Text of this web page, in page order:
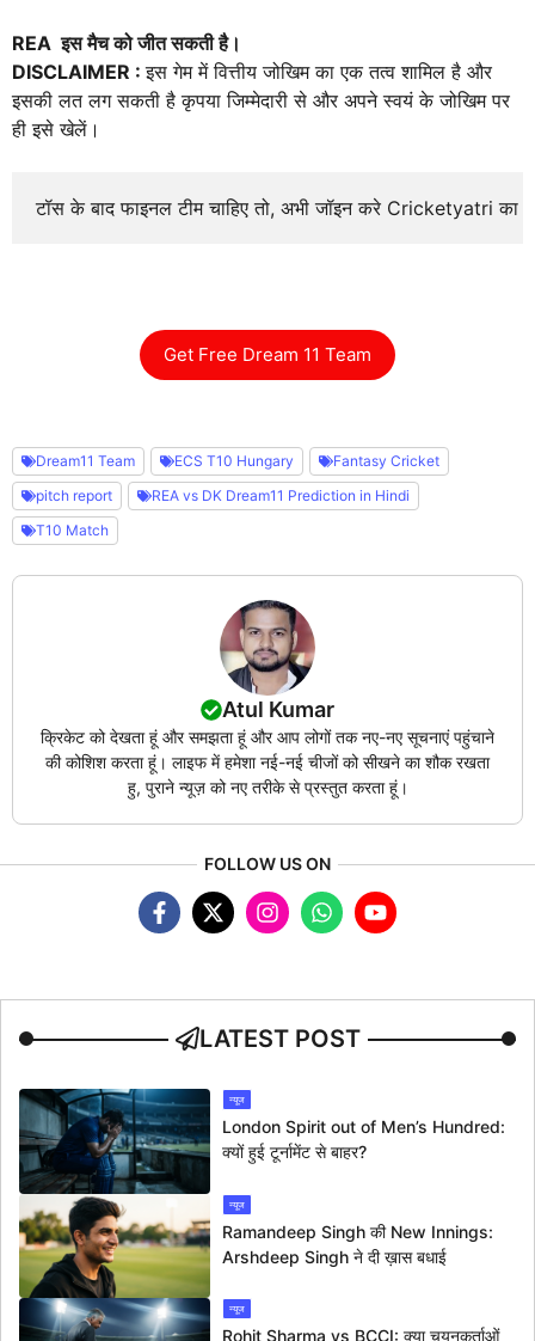
REA इस मैच को जीत सकती है।
DISCLAIMER :इस गेम में वित्तीय जोखिम का एक तत्व शामिल है और
इसकी लत लग सकती है कृपया जिम्मेदारी से और अपने स्वयं के जोखिम पर
ही इसे खेलें।
टॉस के बाद फाइनल टीम चाहिए तो, अभी जॉइन करे Cricketyatri
Get Free Dream 11 Team
Dream11 Team ECS T10 Hungary
Fantasy Cricket
pitch report
REA vs DK Dream11 Prediction in Hindi
T10 Match
Atul Kumar
क्रिकेट को देखता हूं और समझता हूं और आप लोगों तक नए-नए सूचनाएं पहुंचाने
की कोशिश करता हूं। लाइफ में हमेशा नई-नई चीजों को सीखने का शौक रखता
हु, पुराने न्यूज़ को नए तरीके से प्रस्तुत करता हूं।
FOLLOW US ON
LATEST POST
न्यूज
London Spirit out of Men’s Hundred:
क्यों हुई टूर्नामेंट से बाहर?
न्यूज
Ramandeep Singh की New Innings:
Arshdeep Singh ने दी ख़ास बधाई
न्यूज
Rohit Sharma vs BCCI: क्या चयनकर्ताओं